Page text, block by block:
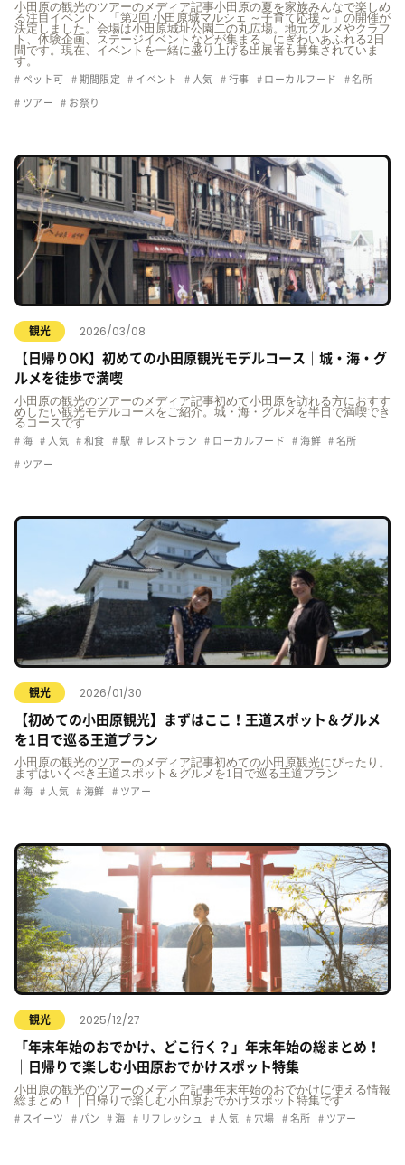
小田原の観光のツアーのメディア記事小田原の夏を家族みんなで楽しめ
る注目イベント、「第2回 小田原城マルシェ ～子育て応援～」の開催が
決定しました。会場は小田原城址公園二の丸広場。地元グルメやクラフ
ト、体験企画、ステージイベントなどが集まる、にぎわいあふれる2日
間です。現在、イベントを一緒に盛り上げる出展者も募集されていま
す。
ペット可 期間限定 イベント 人気 行事 ローカルフード 名所
ツアー お祭り
観光 2026/03/08
【日帰りOK】初めての小田原観光モデルコース｜城・海・グ
ルメを徒歩で満喫
小田原の観光のツアーのメディア記事初めて小田原を訪れる方におすす
めしたい観光モデルコースをご紹介。城・海・グルメを半日で満喫でき
るコースです
海 人気 和食 駅 レストラン ローカルフード 海鮮 名所
ツアー
観光 2026/01/30
【初めての小田原観光】まずはここ！王道スポット＆グルメ
を1日で巡る王道プラン
小田原の観光のツアーのメディア記事初めての小田原観光にぴったり。
まずはいくべき王道スポット＆グルメを1日で巡る王道プラン
海 人気 海鮮 ツアー
観光 2025/12/27
「年末年始のおでかけ、どこ行く？」年末年始の総まとめ！
｜日帰りで楽しむ小田原おでかけスポット特集
小田原の観光のツアーのメディア記事年末年始のおでかけに使える情報
総まとめ！｜日帰りで楽しむ小田原おでかけスポット特集です
スイーツ パン 海 リフレッシュ 人気 穴場 名所 ツアー